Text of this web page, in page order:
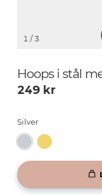
1 / 3
Hoops i stål
249 kr
Silver